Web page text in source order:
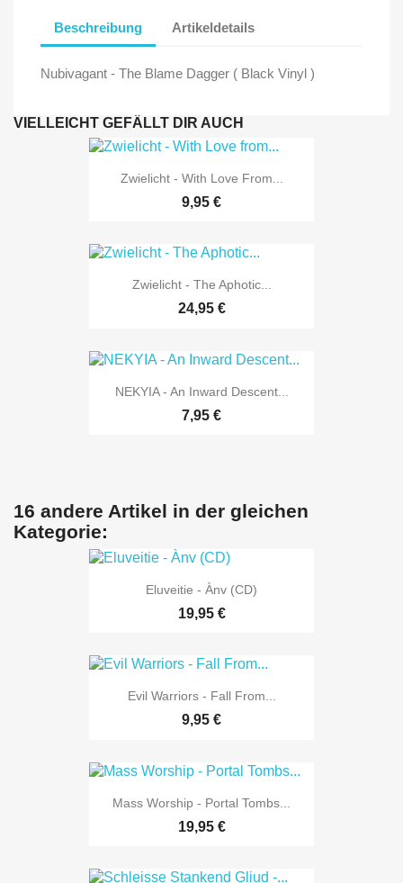
Beschreibung Artikeldetails
Nubivagant - The Blame Dagger ( Black Vinyl )
VIELLEICHT GEFÄLLT DIR AUCH
Zwielicht - With Love From...
9,95 €
Zwielicht - The Aphotic...
24,95 €
NEKYIA - An Inward Descent...
7,95 €
16 andere Artikel in der gleichen
Kategorie:
Eluveitie - Ànv (CD)
19,95 €
Evil Warriors - Fall From...
9,95 €
Mass Worship - Portal Tombs...
19,95 €